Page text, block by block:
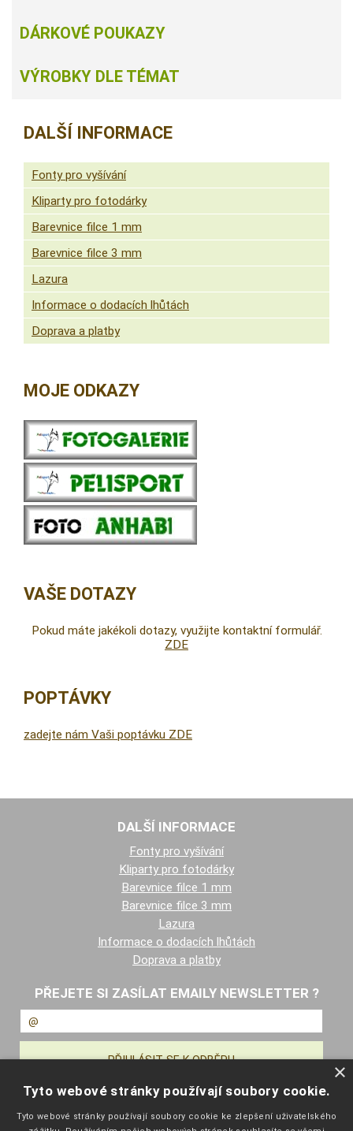
DÁRKOVÉ POUKAZY
VÝROBKY DLE TÉMAT
DALŠÍ INFORMACE
Fonty pro vyšívání
Kliparty pro fotodárky
Barevnice filce 1 mm
Barevnice filce 3 mm
Lazura
Informace o dodacích lhůtách
Doprava a platby
MOJE ODKAZY
VAŠE DOTAZY
Pokud máte jakékoli dotazy, využijte kontaktní formulář.
ZDE
POPTÁVKY
zadejte nám Vaši poptávku ZDE
DALŠÍ INFORMACE
Fonty pro vyšívání
Kliparty pro fotodárky
Barevnice filce 1 mm
Barevnice filce 3 mm
Lazura
Informace o dodacích lhůtách
Doprava a platby
PŘEJETE SI ZASÍLAT EMAILY NEWSLETTER ?
NAVIGACE
×
Tyto webové stránky používají soubory cookie.
Tyto webové stránky používají soubory cookie ke zlepšení uživatelského